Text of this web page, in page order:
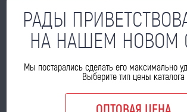
ОЖИДАЕТ ПОСТУПЛЕНИЯ
РАДЫ
НА НАШЕМ НОВОМ
Мы постарались сделать его максимально
Выберите тип цены каталога
ОПТОВАЯ ЦЕНА